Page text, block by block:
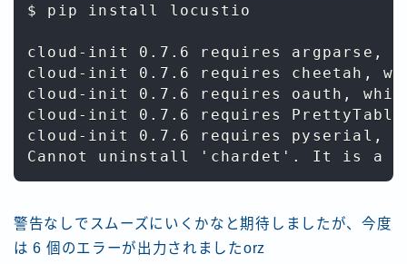
$ pip install locustio
cloud-init 0.7.6 requires argparse,
cloud-init 0.7.6 requires cheetah,
cloud-init 0.7.6 requires oauth,
cloud-init 0.7.6 requires
cloud-init 0.7.6 requires pyserial,
警告なしでスムーズにいくかなと期待しましたが、今度
は 6 個のエラーが出力されましたorz